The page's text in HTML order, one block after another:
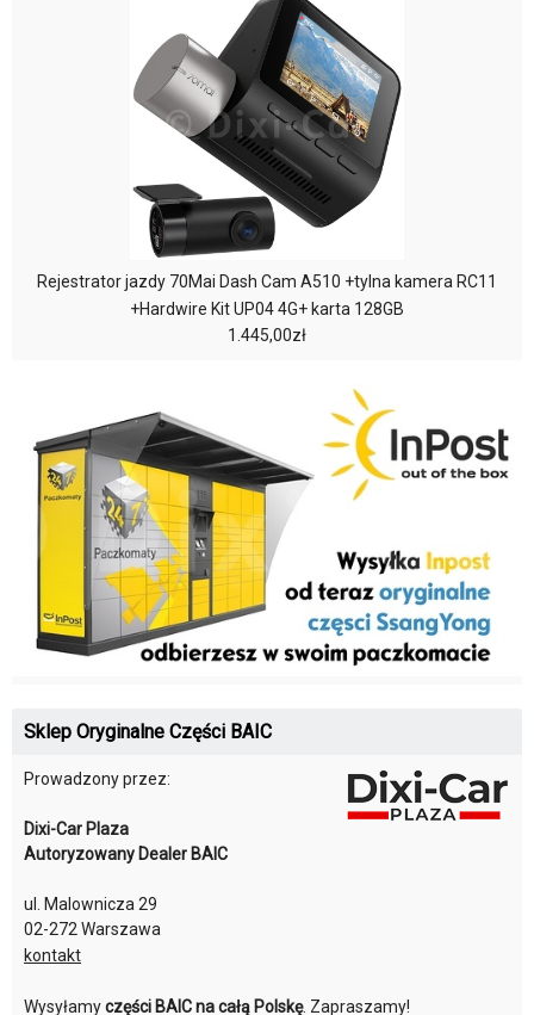
Rejestrator jazdy 70Mai Dash Cam A510 +tylna kamera RC11
+Hardwire Kit UP04 4G+ karta 128GB
1.445,00zł
Sklep Oryginalne Części BAIC
Prowadzony przez:
Dixi-Car Plaza
Autoryzowany Dealer BAIC
ul. Malownicza 29
02-272 Warszawa
kontakt
Wysyłamyczęści BAIC na całą Polskę. Zapraszamy!